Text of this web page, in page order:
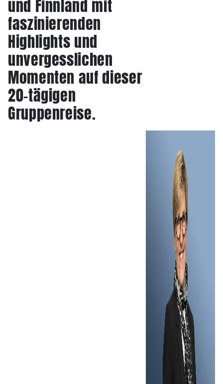
und Finnland mit
faszinierenden
Highlights und
unvergesslichen
Momenten auf dieser
20-tägigen
Gruppenreise.